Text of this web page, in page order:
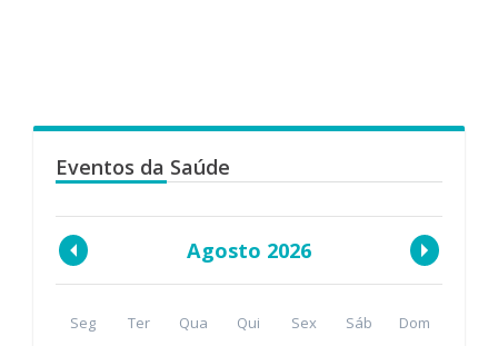
Eventos da Saúde
Agosto 2026
Seg Ter Qua Qui Sex Sáb Dom